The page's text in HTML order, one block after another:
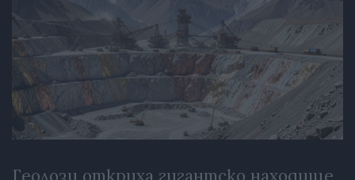
Геолози откриха гигантско находище